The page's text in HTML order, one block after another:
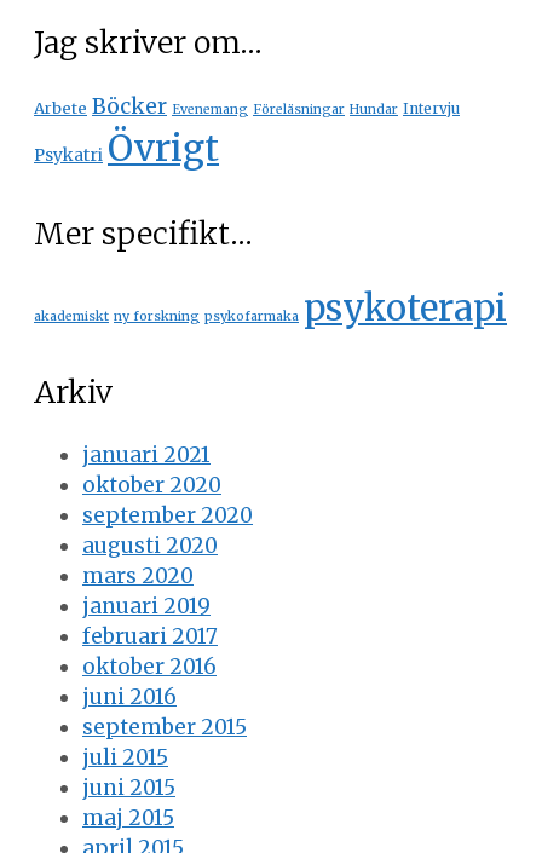
Jag skriver om…
Arbete Böcker Evenemang Föreläsningar Hundar Intervju
Psykatri Övrigt
Mer specifikt…
akademiskt ny forskning psykofarmaka psykoterapi
Arkiv
januari 2021
oktober 2020
september 2020
augusti 2020
mars 2020
januari 2019
februari 2017
oktober 2016
juni 2016
september 2015
juli 2015
juni 2015
maj 2015